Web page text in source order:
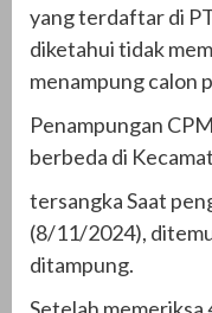
yang terdaftar di
diketahui tidak
menampung calon
Penampungan
berbeda di
tersangka Saat
(8/11/2024),
ditampung.